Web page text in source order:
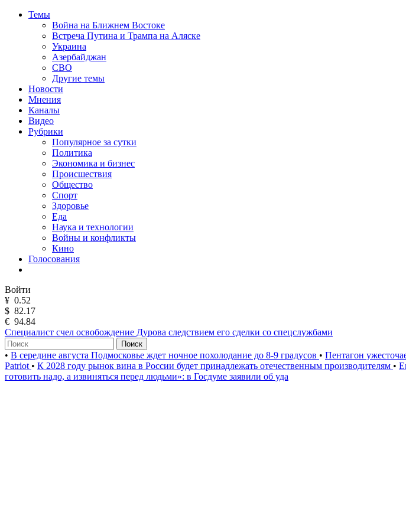
Темы
Война на Ближнем Востоке
Встреча Путина и Трампа на Аляске
Украина
Азербайджан
СВО
Другие темы
Новости
Мнения
Каналы
Видео
Рубрики
Популярное за сутки
Политика
Экономика и бизнес
Происшествия
Общество
Спорт
Здоровье
Еда
Наука и технологии
Войны и конфликты
Кино
Голосования
Войти
¥ 0.52
$ 82.17
€ 94.84
Специалист счел освобождение Дурова следствием его сделки со спецслужбами
Поиск
• В середине августа Подмосковье ждет ночное похолодание до 8-9 градусов • Пентагон
Patriot • К 2028 году рынок вина в России будет принадлежать отечественным производителям •
готовить надо, а извиняться перед людьми»: в Госдуме заявили об уда